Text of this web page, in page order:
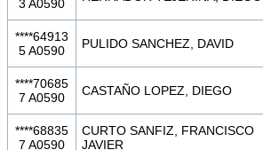
3 A0590
****64913
5 A0590
PULIDO SANCHEZ, DAVID
****70685
7 A0590
CASTAÑO LOPEZ, DIEGO
****68835
7 A0590
CURTO SANFIZ, FRANCISCO
JAVIER